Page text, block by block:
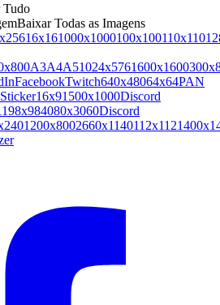
Tudo
Baixar Todas as Imagens
16x161000x1000100x100110x110
A3A4A51024x5761600x1600
FacebookTwitch640x48064x64PAN
16x91500x1000Discord
98x984080x3060Discord
1200x8002660x1140112x112